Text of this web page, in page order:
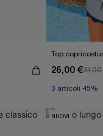
Top
26,00 €
3 articoli -15%
NUOVI